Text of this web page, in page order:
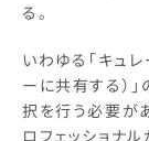
る。
いわゆる「キュ
ーに共有する）
択を行う必要が
ロフェッショナ